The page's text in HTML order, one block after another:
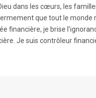
dans les cœurs, les
que tout le monde
financière, je brise
Je suis contrôleur